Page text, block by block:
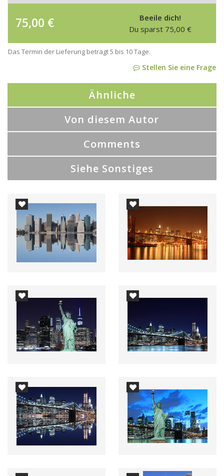
75,00 €
Beeile dich!
Du sparst 75,00 €
Das Termin der Lieferung beträgt 5 bis 10 Tage.
Stellen Sie eine Frage
Ähnliche
Von diesem Autor
Comments
Siehe Sonstiges